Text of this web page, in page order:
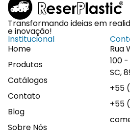
Transformando ideias em
e inovação!
Institucional
Home
Produtos
Catálogos
Contato
Blog
Sobre Nós
Rua
100
SC,
+55
+55